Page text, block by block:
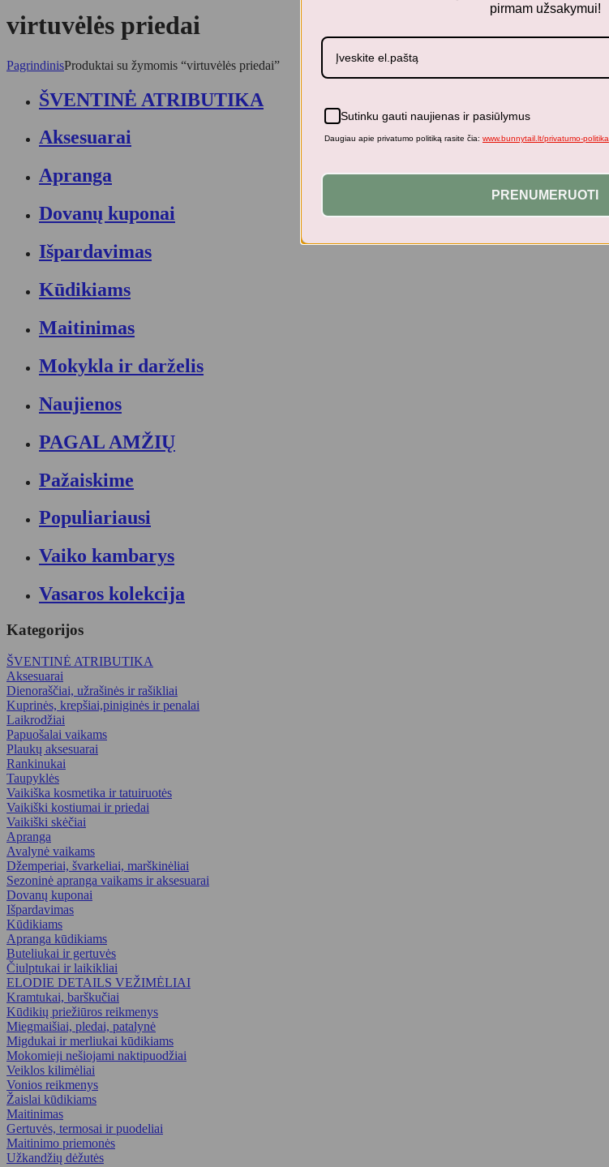
virtuvėlės priedai
PagrindinisProduktai su žymomis “virtuvėlės priedai”
ŠVENTINĖ ATRIBUTIKA
Aksesuarai
Apranga
Dovanų kuponai
Išpardavimas
Kūdikiams
Maitinimas
Mokykla ir darželis
Naujienos
PAGAL AMŽIŲ
Pažaiskime
Populiariausi
Vaiko kambarys
Vasaros kolekcija
Kategorijos
ŠVENTINĖ ATRIBUTIKA
Aksesuarai
Dienoraščiai, užrašinės ir rašikliai
Kuprinės, krepšiai,piniginės ir penalai
Laikrodžiai
Papuošalai vaikams
Plaukų aksesuarai
Rankinukai
Taupyklės
Vaikiška kosmetika ir tatuiruotės
Vaikiški kostiumai ir priedai
Vaikiški skėčiai
Apranga
Avalynė vaikams
Džemperiai, švarkeliai, marškinėliai
Sezoninė apranga vaikams ir aksesuarai
Dovanų kuponai
Išpardavimas
Kūdikiams
Apranga kūdikiams
Buteliukai ir gertuvės
Čiulptukai ir laikikliai
ELODIE DETAILS VEŽIMĖLIAI
Kramtukai, barškučiai
Kūdikių priežiūros reikmenys
Miegmaišiai, pledai, patalynė
Migdukai ir merliukai kūdikiams
Mokomieji nešiojami naktipuodžiai
Veiklos kilimėliai
Vonios reikmenys
Žaislai kūdikiams
Maitinimas
Gertuvės, termosai ir puodeliai
Maitinimo priemonės
Užkandžių dėžutės
pirmam užsakymui!
Sutinku gauti naujienas ir pasiūlymus
Daugiau apie privatumo politiką rasite čia: www.bunnytail.lt/privatumo-politika
PRENUMERUOTI